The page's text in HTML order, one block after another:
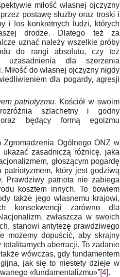
miłość własnej ojczyzny
postawę służby oraz troski i
i los konkretnych ludzi, których
drodze. Dlatego też za
uznać należy wszelkie próby
do rangi absolutu, czy też
uzasadnienia dla szerzenia
do własnej ojczyzny nigdy
dla pogardy, agresji
patriotyzmu. Kościół w swoim
szlachetny i godny
będący formą egoizmu
Zgromadzenia Ogólnego ONZ w
ukazać zasadniczą różnicę, jaka
głoszącym pogardę
który jest godziwą
Prawdziwy patriota nie zabiega
kosztem innych. To bowiem
także jego własnemu krajowi,
konsekwencji zarówno dla
zwłaszcza w swoich
stanowi antytezę prawdziwego
możemy dopuścić, aby skrajny
totalitarnych aberracji. To zadanie
wówczas, gdy fundamentem
jak się to niestety dzieje w
«fundamentalizmu»”[4].